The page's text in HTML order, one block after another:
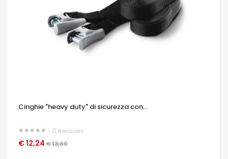
Cinghie "heavy duty" di sicurezza con...
0 Revisioni
€ 12,24 € 13,60
OCCHIATA VELOCE